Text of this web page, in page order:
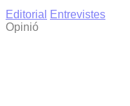
Editorial
Entrevistes
Opinió